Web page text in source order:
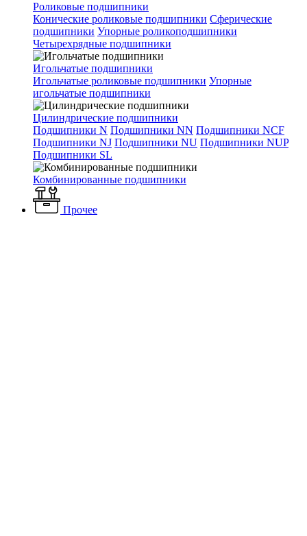
Роликовые подшипники
Конические роликовые подшипники Сферические
подшипники Упорные роликоподшипники
Четырехрядные подшипники
Игольчатые подшипники
Игольчатые роликовые подшипники Упорные
игольчатые подшипники
Цилиндрические подшипники
Подшипники N Подшипники NN Подшипники NCF
Подшипники NJ Подшипники NU Подшипники NUP
Подшипники SL
Комбинированные подшипники
Прочее